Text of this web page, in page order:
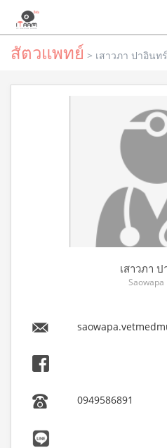
สัตวแพทย์ > เสาวภา ปาอินทร์
เสาวภา
Saowapa
0949586891